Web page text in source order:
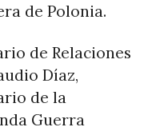
de Polonia.
de Relaciones
Díaz,
de la
Guerra